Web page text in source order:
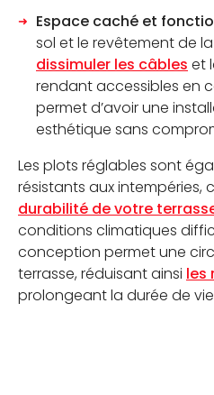
Espace caché et
sol et le revêtement de
dissimuler les câbles et
rendant accessibles en
permet d’avoir une
esthétique sans
Les plots réglables sont
résistants aux intempéries,
durabilité de votre
conditions climatiques
conception permet une
terrasse, réduisant ainsi les
prolongeant la durée de